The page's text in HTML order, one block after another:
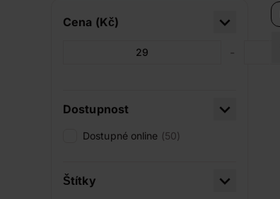
Cena (Kč)
-
Dostupnost
Dostupné online (50)
Štítky